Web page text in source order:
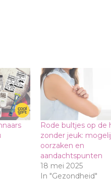
Rode bultjes op de
zonder jeuk:
oorzaken en
aandachtspunten
18 mei 2025
In "Gezondheid"